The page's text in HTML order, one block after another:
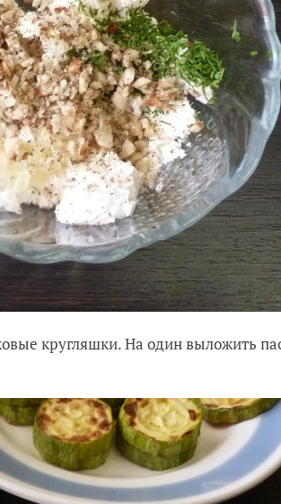
кругляшки. На один выложить